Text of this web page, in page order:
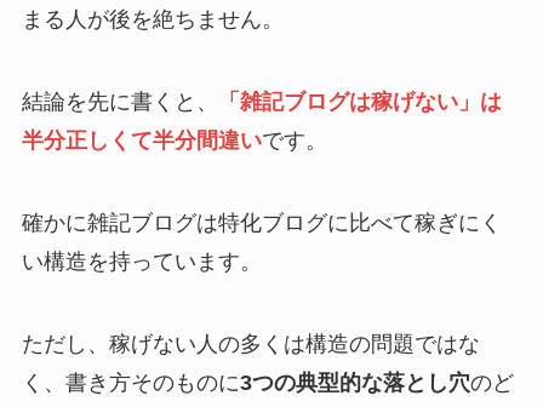
まる人が後を絶ちません。
結論を先に書くと、
「雑記ブログは稼げない」は
半分正しくて半分間違いです。
確かに雑記ブログは特化ブログに比べて稼ぎにく
い構造を持っています。
ただし、稼げない人の多くは構造の問題ではな
く、書き方そのものに3つの典型的な落とし穴のど